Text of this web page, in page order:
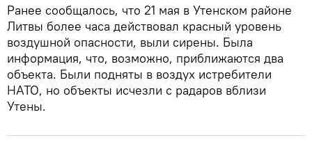
Ранее сообщалось, что 21 мая в Утенском районе
Литвы более часа действовал красный уровень
воздушной опасности, выли сирены. Была
информация, что, возможно, приближаются два
объекта. Были подняты в воздух истребители
НАТО, но объекты исчезли с радаров вблизи
Утены.